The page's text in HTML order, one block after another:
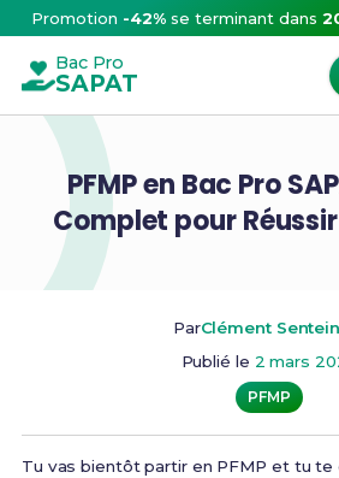
Promotion -42%se terminant dans
Bac Pro
SAPAT
PFMP en Bac Pro
Complet pour
ParClément Sentein
Publié le 2 mars
PFMP
Tu vas bientôt partir en PFMP et tu